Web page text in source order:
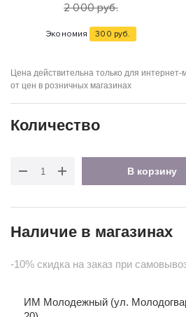
2 000руб.
Экономия 300 руб.
Цена действительна только для интернет-
от цен в розничных магазинах
Количество
В корзину
Наличие в магазинах
-10% скидка на заказ при
ИМ Молодежный (ул.